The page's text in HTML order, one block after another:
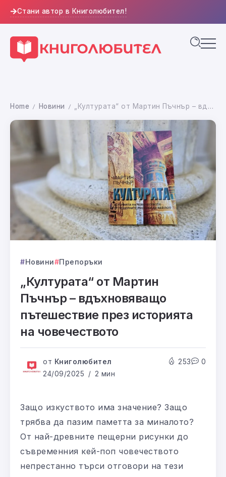
Стани автор в Книголюбител!
Home / Новини / „Културата“ от Мартин Пъчнър – вдъхновяващо пътешествие през историята на човечеството
Новини Препоръки
„Културата“ от Мартин
Пъчнър – вдъхновяващо
пътешествие през историята
на човечеството
от Книголюбител
24/09/2025
2 мин
253 0
Защо изкуството има значение? Защо
трябва да пазим паметта за миналото?
От най-древните пещерни рисунки до
съвременния кей-поп човечеството
непрестанно търси отговори на тези